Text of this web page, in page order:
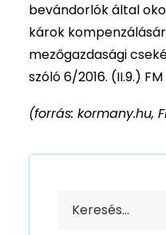
bevándorlók által
károk
mezőgazdasági
szóló 6/2016. (II.9.)
(forrás: kormany.hu,